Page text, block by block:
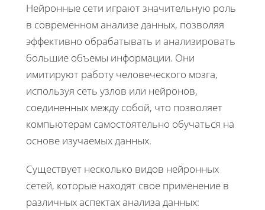
Нейронные сети играют значительную роль
в современном анализе данных, позволяя
эффективно обрабатывать и анализировать
большие объемы информации. Они
имитируют работу человеческого мозга,
используя сеть узлов или нейронов,
соединенных между собой, что позволяет
компьютерам самостоятельно обучаться на
основе изучаемых данных.
Существует несколько видов нейронных
сетей, которые находят свое применение в
различных аспектах анализа данных: